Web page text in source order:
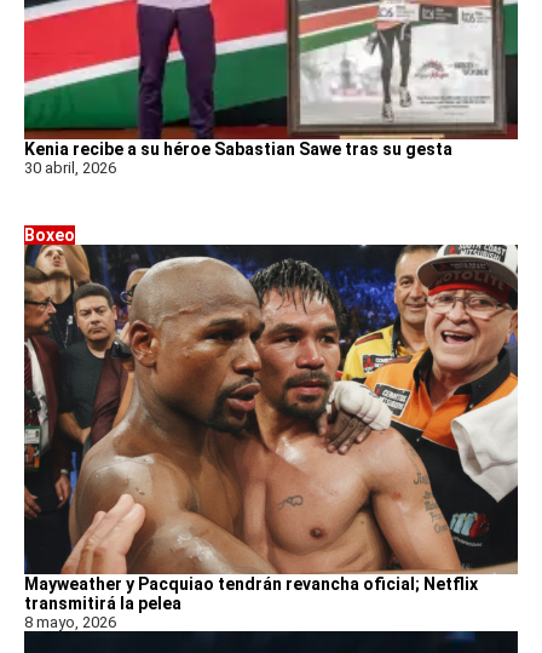
Kenia recibe a su héroe Sabastian Sawe tras su gesta
30 abril, 2026
Boxeo
Mayweather y Pacquiao tendrán revancha oficial; Netflix
transmitirá la pelea
8 mayo, 2026